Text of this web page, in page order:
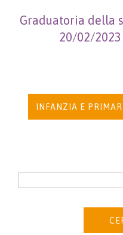
Graduatoria della
20/02/